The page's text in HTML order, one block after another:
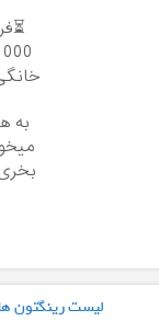
به
لیست رینگتون